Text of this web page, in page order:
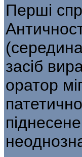
Перші
засіб
оратор